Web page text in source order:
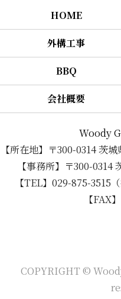
HOME
外構工事
BBQ
会社概要
Woody
【所在地】〒300-0314 茨
【事務所】〒300-0314
【TEL】029-875-3515
【FAX
COPYRIGHT ©